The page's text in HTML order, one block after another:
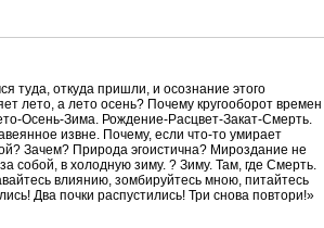
туда, откуда пришли, и осознание этого
лето, а лето осень? Почему кругооборот времен
Осень-Зима. Рождение-Расцвет-Закат-Смерть.
извне. Почему, если что-то умирает
Зачем? Природа эгоистична? Мироздание не
собой, в холодную зиму. ? Зиму. Там, где Смерть.
влиянию, зомбируйтесь мною, питайтесь
Два почки распустились! Три снова повтори!»